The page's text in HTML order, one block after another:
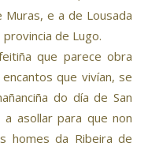
e a de Lousada
de Lugo.
que parece obra
que vivían, se
do día de San
asollar para que non
homes da Ribeira de